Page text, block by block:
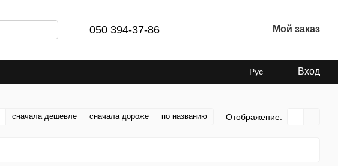
050 394-37-86 Мой заказ
Рус Вход
сначала дешевле сначала дороже по названию Отображение: